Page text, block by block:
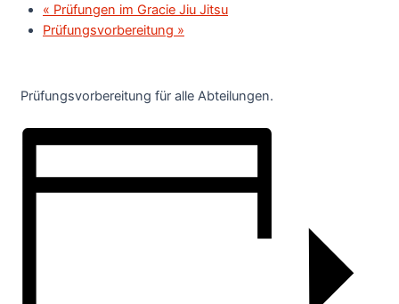
« Prüfungen im Gracie Jiu Jitsu
Prüfungsvorbereitung »
Prüfungsvorbereitung für alle Abteilungen.